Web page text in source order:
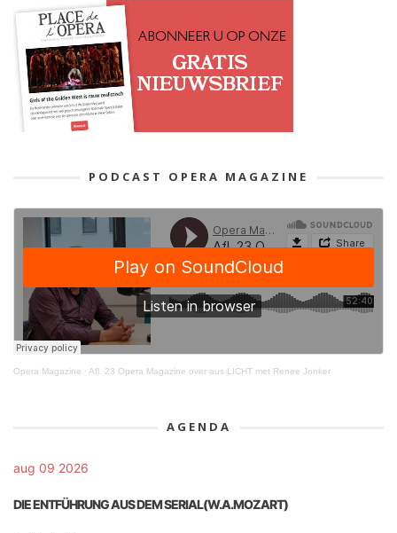
PODCAST OPERA MAGAZINE
Opera Magazine · Afl. 23 Opera Magazine over aus LICHT met Renee Jonker
AGENDA
aug 09 2026
DIE ENTFÜHRUNG AUS DEM SERIAL(W.A.MOZART)